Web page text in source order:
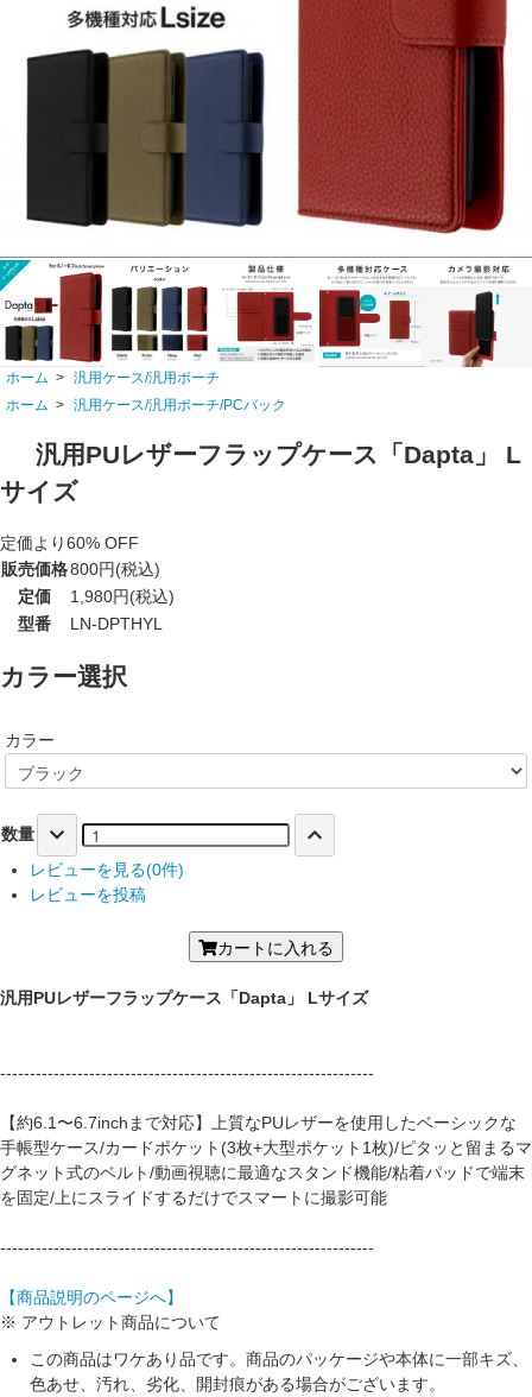
ホーム > 汎用ケース/汎用ポーチ
ホーム > 汎用ケース/汎用ポーチ/PCバック
汎用PUレザーフラップケース「Dapta」 L
サイズ
定価より60% OFF
販売価格800円(税込)
定価
1,980円(税込)
型番
LN-DPTHYL
カラー選択
カラー
数量
レビューを見る(0件)
レビューを投稿
カートに入れる
汎用PUレザーフラップケース「Dapta」 Lサイズ
---------------------------------------------------------------
【約6.1〜6.7inchまで対応】上質なPUレザーを使用したベーシックな
手帳型ケース/カードポケット(3枚+大型ポケット1枚)/ピタッと留まるマ
グネット式のベルト/動画視聴に最適なスタンド機能/粘着パッドで端末
を固定/上にスライドするだけでスマートに撮影可能
---------------------------------------------------------------
【商品説明のページへ】
※ アウトレット商品について
この商品はワケあり品です。商品のパッケージや本体に一部キズ、
色あせ、汚れ、劣化、開封痕がある場合がございます。